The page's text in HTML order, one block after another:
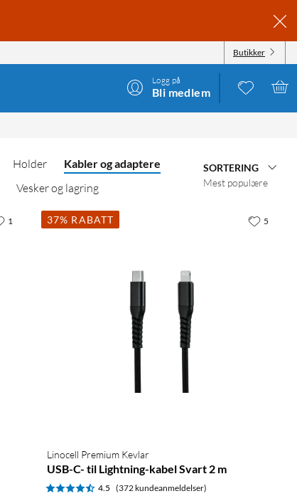
Butikker
Logg på
Bli medlem
Holder Kabler og adaptere
Vesker og lagring
SORTERING
Mest populære
1 37% RABATT
Linocell Premium Kevlar
USB-C- til Lightning-kabel Svart 2 m
4.5 (372 kundeanmeldelser)
5